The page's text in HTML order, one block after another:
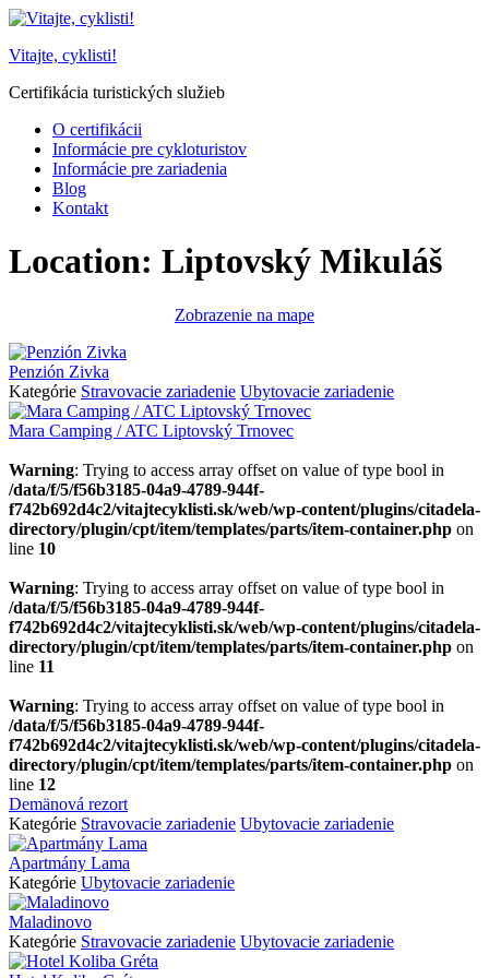
Prejsť
obsah
Vitajte, cyklisti!
Certifikácia turistických služieb
O certifikácii
Informácie pre cykloturistov
Informácie pre zariadenia
Blog
Kontakt
Location: Liptovský Mikuláš
Zobrazenie na mape
Penzión Zivka
Kategórie Stravovacie zariadenie Ubytovacie zariadenie
Mara Camping / ATC Liptovský Trnovec
Warning: Trying to access array offset on value of type bool in
/data/f/5/f56b3185-04a9-4789-944f-
f742b692d4c2/vitajtecyklisti.sk/web/wp-content/plugins/citadela-
directory/plugin/cpt/item/templates/parts/item-container.php on
line 10
Warning: Trying to access array offset on value of type bool in
/data/f/5/f56b3185-04a9-4789-944f-
f742b692d4c2/vitajtecyklisti.sk/web/wp-content/plugins/citadela-
directory/plugin/cpt/item/templates/parts/item-container.php on
line 11
Warning: Trying to access array offset on value of type bool in
/data/f/5/f56b3185-04a9-4789-944f-
f742b692d4c2/vitajtecyklisti.sk/web/wp-content/plugins/citadela-
directory/plugin/cpt/item/templates/parts/item-container.php on
line 12
Demänová rezort
Kategórie Stravovacie zariadenie Ubytovacie zariadenie
Apartmány Lama
Kategórie Ubytovacie zariadenie
Maladinovo
Kategórie Stravovacie zariadenie Ubytovacie zariadenie